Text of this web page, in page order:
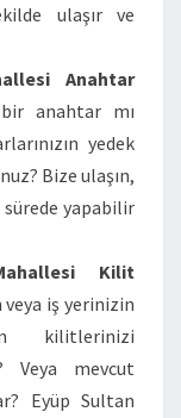
ulaşır ve
Anahtar
anahtar mı
yedek
Bize ulaşın,
yapabilir
Kilit
iş yerinizin
kilitlerinizi
Veya mevcut
Eyüp Sultan